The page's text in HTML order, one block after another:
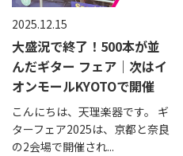
2025.12.15
大盛況で終了！500本が並
んだギター フェア｜次はイ
オンモールKYOTOで開催
こんにちは、天理楽器です。 ギ
ターフェア2025は、京都と奈良
の2会場で開催され...